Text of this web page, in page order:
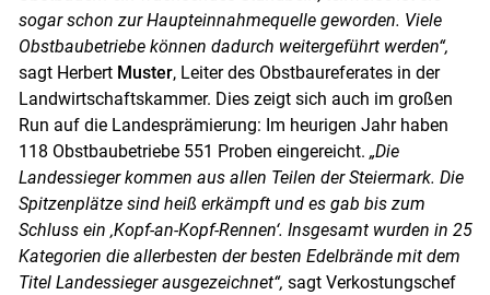
sogar schon zur Haupteinnahmequelle geworden. Viele
Obstbaubetriebe können dadurch weitergeführt werden“,
sagt Herbert Muster, Leiter des Obstbaureferates in der
Landwirtschaftskammer. Dies zeigt sich auch im großen
Run auf die Landesprämierung: Im heurigen Jahr haben
118 Obstbaubetriebe 551 Proben eingereicht. „Die
Landessieger kommen aus allen Teilen der Steiermark. Die
Spitzenplätze sind heiß erkämpft und es gab bis zum
Schluss ein ‚Kopf-an-Kopf-Rennen‘. Insgesamt wurden in 25
Kategorien die allerbesten der besten Edelbrände mit dem
Titel Landessieger ausgezeichnet“, sagt Verkostungschef